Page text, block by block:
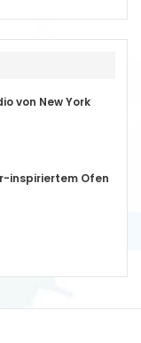
von New York
inspiriertem Ofen